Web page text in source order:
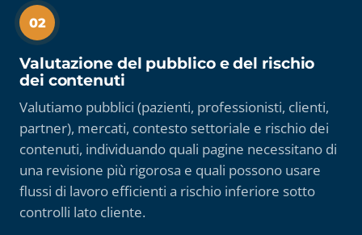
02
Valutazione del pubblico e del rischio
dei contenuti
Valutiamo pubblici (pazienti, professionisti, clienti,
partner), mercati, contesto settoriale e rischio dei
contenuti, individuando quali pagine necessitano di
una revisione più rigorosa e quali possono usare
flussi di lavoro efficienti a rischio inferiore sotto
controlli lato cliente.